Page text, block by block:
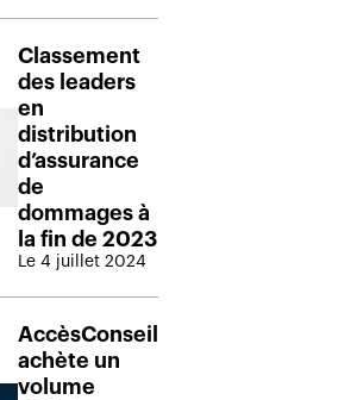
Classement
des leaders
en
distribution
d’assurance
de
dommages à
la fin de 2023
Le 4 juillet 2024
AccèsConseil
achète un
volume